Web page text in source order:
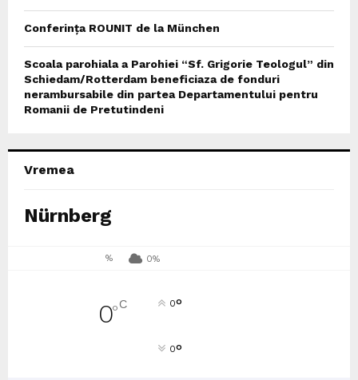
Conferința ROUNIT de la München
Scoala parohiala a Parohiei “Sf. Grigorie Teologul” din
Schiedam/Rotterdam beneficiaza de fonduri
nerambursabile din partea Departamentului pentru
Romanii de Pretutindeni
Vremea
Nürnberg
% 0%
0°C 0°
0°